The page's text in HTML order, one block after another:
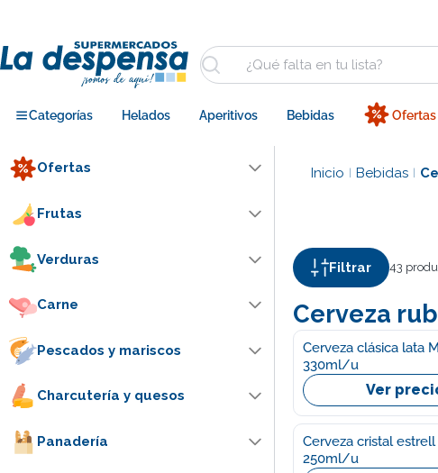
contenido
Buscar
Categorías Helados Aperitivos Bebidas Ofertas
Ofertas
Frutas
Verduras
Carne
Pescados y mariscos
Charcutería y quesos
Panadería
Inicio | Bebidas |
43
Filtrar
Cerveza
Cerveza clásica lata
330ml/u
Ver
Cerveza cristal estrell
250ml/u